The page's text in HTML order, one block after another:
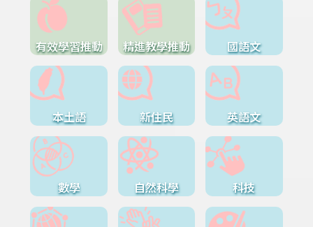
有效學習推動 精進教學推動 國語文
本土語 新住民 英語文
數學 自然科學 科技